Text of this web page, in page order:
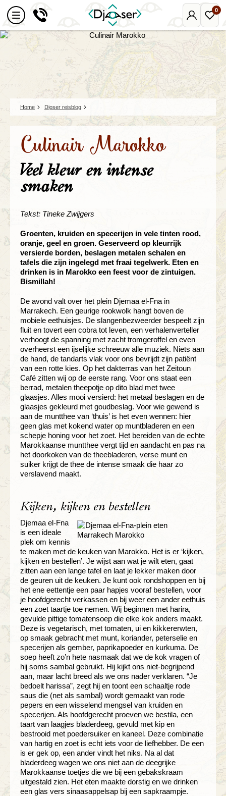
Mijn
Djoser
0
Home Djoser reisblog
Culinair Marokko
Veel kleur en intense
smaken
Tekst: Tineke Zwijgers
Groenten, kruiden en specerijen in vele tinten rood,
oranje, geel en groen. Geserveerd op kleurrijk
versierde borden, beslagen metalen schalen en
tafels die zijn ingelegd met fraai tegelwerk. Eten en
drinken is in Marokko een feest voor de zintuigen.
Bismillah!
De avond valt over het plein Djemaa el-Fna in
Marrakech. Een geurige rookwolk hangt boven de
mobiele eethuisjes. De slangenbezweerder bespeelt zijn
fluit en tovert een cobra tot leven, een verhalenverteller
verhoogt de spanning met zacht tromgeroffel en even
overheerst een ijselijke schreeuw alle muziek. Niets aan
de hand, de tandarts vlak voor ons bevrijdt zijn patiënt
van een rotte kies. Op het dakterras van het Zeitoun
Café zitten wij op de eerste rang. Voor ons staat een
berrad, metalen theepotje op dito blad met twee
glaasjes. Alles mooi versierd: het metaal beslagen en de
glaasjes gekleurd met goudbeslag. Voor wie gewend is
aan de muntthee van ‘thuis’ is het even wennen: hier
geen glas met kokend water op muntbladeren en een
schepje honing voor het zoet. Het bereiden van de echte
Marokkaanse muntthee vergt tijd en aandacht en pas na
het doorkoken van de theebladeren, verse munt en
suiker krijgt de thee de intense smaak die haar zo
verslavend maakt.
Kijken, kijken en bestellen
Djemaa el-Fna
is een ideale
plek om kennis
te maken met de keuken van Marokko. Het is er ‘kijken,
kijken en bestellen’. Je wijst aan wat je wilt eten, gaat
zitten aan een lange tafel en laat je lekker maken door
de geuren uit de keuken. Je kunt ook rondshoppen en bij
het ene eettentje een paar hapjes vooraf bestellen, voor
je hoofdgerecht verkassen en bij weer een ander eethuis
een zoet taartje toe nemen. Wij beginnen met harira,
gevulde pittige tomatensoep die elke kok anders maakt.
Deze is vegetarisch, met tomaten, ui en kikkererwten,
op smaak gebracht met munt, koriander, peterselie en
specerijen als gember, paprikapoeder en kurkuma. De
soep heeft zo’n hete nasmaak dat we de kok vragen of
hij soms sambal gebruikt. Hij kijkt ons niet-begrijpend
aan, maar lacht breed als we ons nader verklaren. “Je
bedoelt harissa”, zegt hij en toont een schaaltje rode
saus die (net als sambal) wordt gemaakt van rode
pepers en een wisselend mengsel van kruiden en
specerijen. Als hoofdgerecht proeven we bestila, een
taart van laagjes bladerdeeg, gevuld met kip en
bestrooid met poedersuiker en kaneel. Deze combinatie
van hartig en zoet is echt iets voor de liefhebber. De een
is er gek op, een ander vindt het niks. Na al dat
bladerdeeg wagen we ons niet aan de deegrijke
Marokkaanse toetjes die we bij een gebakskraam
uitgestald zien. Het eten maakte dorstig en we drinken
een glas vers sinaasappelsap bij een sapkraampje.